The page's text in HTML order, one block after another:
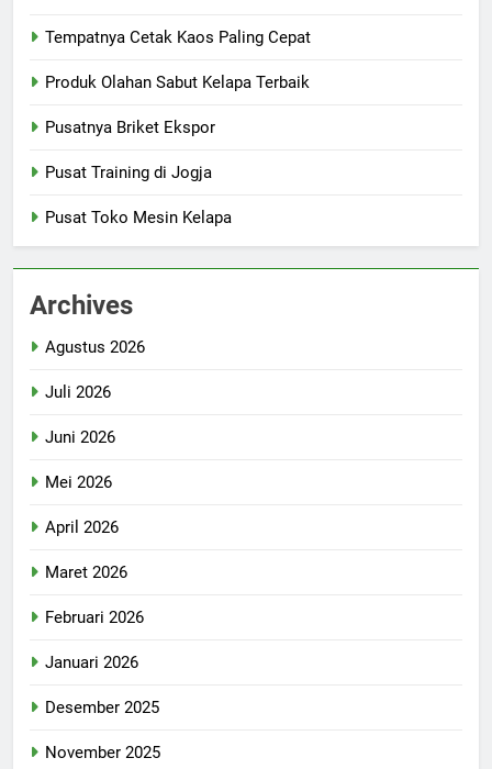
Tempatnya Cetak Kaos Paling Cepat
Produk Olahan Sabut Kelapa Terbaik
Pusatnya Briket Ekspor
Pusat Training di Jogja
Pusat Toko Mesin Kelapa
Archives
Agustus 2026
Juli 2026
Juni 2026
Mei 2026
April 2026
Maret 2026
Februari 2026
Januari 2026
Desember 2025
November 2025